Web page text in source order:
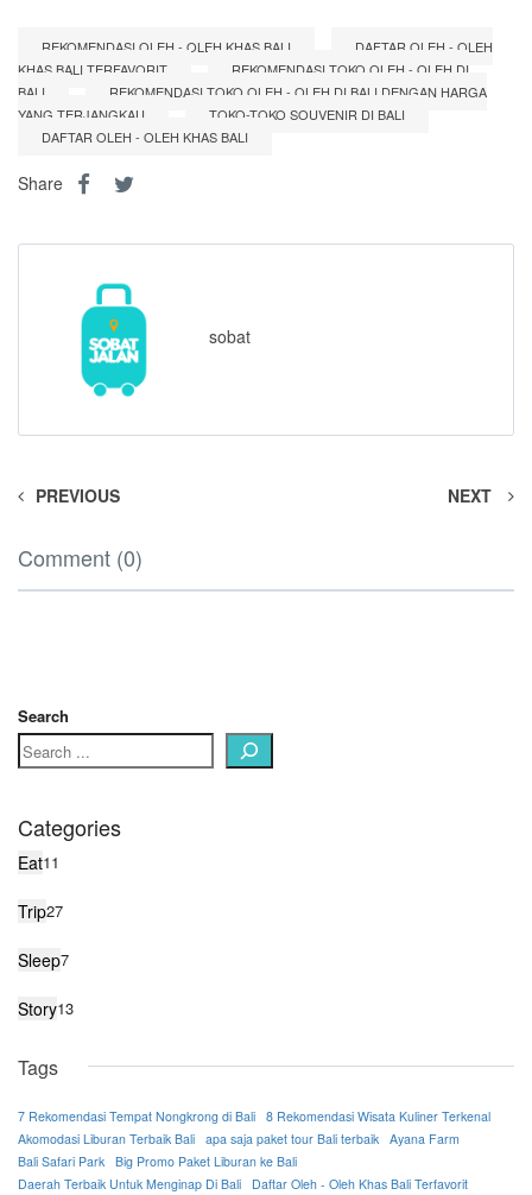
REKOMENDASI OLEH - OLEH KHAS BALI
DAFTAR OLEH - OLEH
KHAS BALI TERFAVORIT
REKOMENDASI TOKO OLEH - OLEH DI
BALI
REKOMENDASI TOKO OLEH - OLEH DI BALI DENGAN HARGA
YANG TERJANGKAU
TOKO-TOKO SOUVENIR DI BALI
DAFTAR OLEH - OLEH KHAS BALI
Share
sobat
PREVIOUS NEXT
Comment (0)
Search
Categories
Eat11
Trip27
Sleep7
Story13
Tags
7 Rekomendasi Tempat Nongkrong di Bali 8 Rekomendasi Wisata Kuliner Terkenal
Akomodasi Liburan Terbaik Bali apa saja paket tour Bali terbaik Ayana Farm
Bali Safari Park Big Promo Paket Liburan ke Bali
Daerah Terbaik Untuk Menginap Di Bali
Daftar Oleh - Oleh Khas Bali Terfavorit